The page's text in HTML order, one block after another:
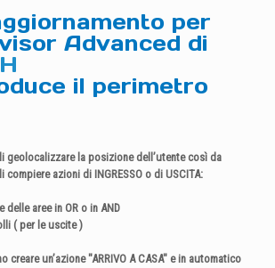
per
Advanced di
il perimetro
geolocalizzare la posizione dell’utente così da
compiere azioni di INGRESSO o di USCITA:
delle aree in OR o in AND
( per le uscite )
creare un’azione"ARRIVO A CASA" e in automatico